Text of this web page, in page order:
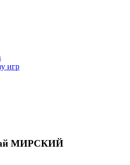
игр
МИРСКИЙ